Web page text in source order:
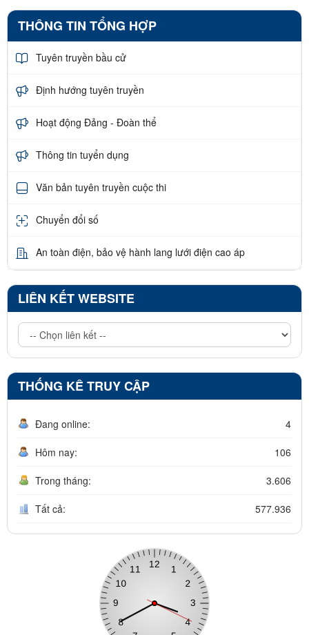
THÔNG TIN TỔNG HỢP
Tuyên truyền bầu cử
Định hướng tuyên truyền
Hoạt động Đảng - Đoàn thể
Thông tin tuyển dụng
Văn bản tuyên truyền cuộc thi
Chuyển đổi số
An toàn điện, bảo vệ hành lang lưới điện cao áp
LIÊN KẾT WEBSITE
THỐNG KÊ TRUY CẬP
Đang online: 4
Hôm nay: 106
Trong tháng: 3.606
Tất cả: 577.936